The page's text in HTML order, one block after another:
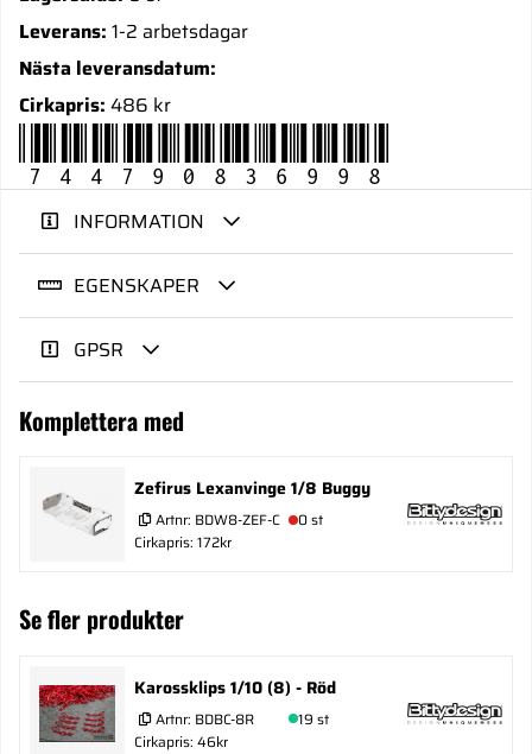
Leverans: 1-2 arbetsdagar
Nästa leveransdatum:
Cirkapris: 486 kr
744790836998
INFORMATION
EGENSKAPER
GPSR
Komplettera med
Zefirus Lexanvinge 1/8 Buggy
Artnr: BDW8-ZEF-C
0 st
Cirkapris: 172kr
Se fler produkter
Karossklips 1/10 (8) - Röd
Artnr: BDBC-8R
19 st
Cirkapris: 46kr